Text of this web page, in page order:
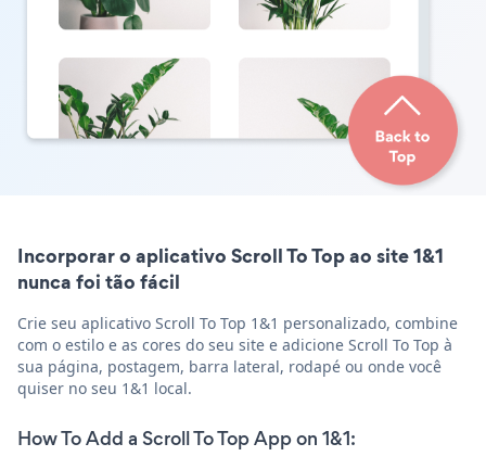
Incorporar o aplicativo Scroll To Top ao site 1&1
nunca foi tão fácil
Crie seu aplicativo Scroll To Top 1&1 personalizado, combine
com o estilo e as cores do seu site e adicione Scroll To Top à
sua página, postagem, barra lateral, rodapé ou onde você
quiser no seu 1&1 local.
How To Add a Scroll To Top App on 1&1: